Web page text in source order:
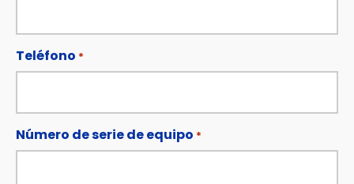
Teléfono *
Número de serie de equipo *